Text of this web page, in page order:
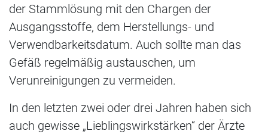
der Stammlösung mit den Chargen der
Ausgangsstoffe, dem Herstellungs- und
Verwendbarkeitsdatum. Auch sollte man das
Gefäß regelmäßig austauschen, um
Verunreinigungen zu vermeiden.
In den letzten zwei oder drei Jahren haben sich
auch gewisse „Lieblingswirkstärken“ der Ärzte